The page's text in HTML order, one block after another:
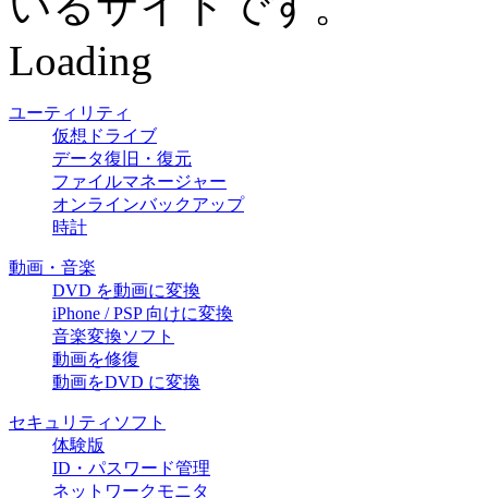
Loading
ユーティリティ
仮想ドライブ
データ復旧・復元
ファイルマネージャー
オンラインバックアップ
時計
動画・音楽
DVD を動画に変換
iPhone / PSP 向けに変換
音楽変換ソフト
動画を修復
動画をDVD に変換
セキュリティソフト
体験版
ID・パスワード管理
ネットワークモニタ